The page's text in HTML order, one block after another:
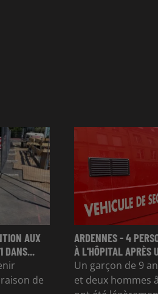
AUX
DANS...
de
ARDENNES - 4
À L'HÔPITAL APRÈS
Un garçon de 9
et deux hommes